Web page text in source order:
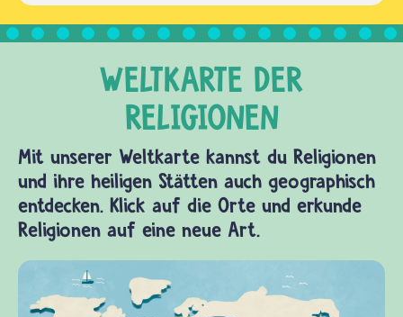
Mit unserer Weltkarte kannst du Religionen
und ihre heiligen Stätten auch geographisch
entdecken. Klick auf die Orte und erkunde
Religionen auf eine neue Art.